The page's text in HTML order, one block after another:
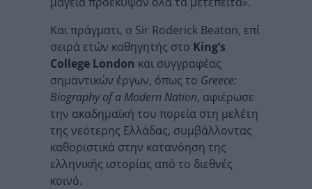
Και πράγματι, ο Sir Roderick Beaton, επί
σειρά ετών καθηγητής στο King’s
College London και συγγραφέας
σημαντικών έργων, όπως το Greece:
Biography of a Modern Nation, αφιέρωσε
την ακαδημαϊκή του πορεία στη μελέτη
της νεότερης Ελλάδας, συμβάλλοντας
καθοριστικά στην κατανόηση της
ελληνικής ιστορίας από το διεθνές
κοινό.